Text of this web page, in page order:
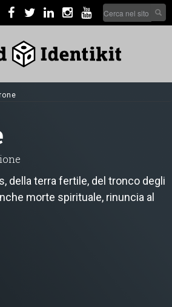
Search
form
della terra fertile, del tronco degli
morte spirituale, rinuncia al